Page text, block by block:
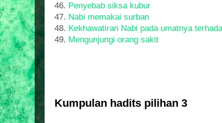
46. Penyebab siksa kubur
47. Nabi memakai surban
48. Kekhawatiran Nabi pada umatnya
49. Mengunjungi orang sakit
Kumpulan hadits pilihan 3